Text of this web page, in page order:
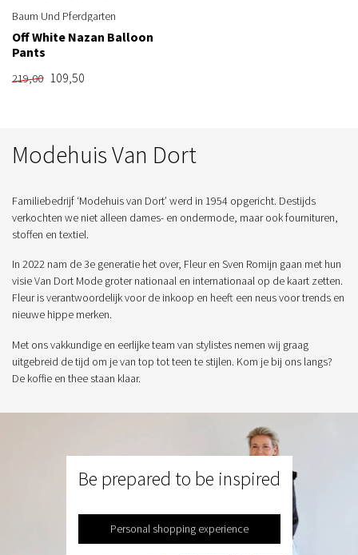
Baum Und Pferdgarten
Off White Nazan Balloon
Pants
219,00 109,50
Modehuis Van Dort
Familiebedrijf ‘Modehuis van Dort’ werd in 1954 opgericht. Destijds
verkochten we niet alleen dames- en ondermode, maar ook fournituren,
stoffen en textiel.
In 2022 nam de 3e generatie het over, Fleur en Sven Romijn gaan met hun
visie Van Dort Mode groter nationaal en internationaal op de kaart zetten.
Fleur is verantwoordelijk voor de inkoop en heeft een neus voor trends en
nieuwe hippe merken.
Met ons vakkundige en eerlijke team van stylistes nemen wij graag
uitgebreid de tijd om je van top tot teen te stijlen. Kom je bij ons langs?
De koffie en thee staan klaar.
Be prepared to be inspired
Personal shopping experience